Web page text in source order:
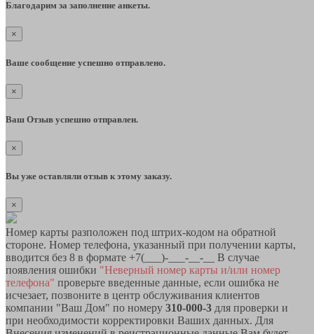
Благодарим за заполнение анкеты.
×
Ваше сообщение успешно отправлено.
×
Ваш Отзыв успешно отправлен.
×
Вы уже оставляли отзыв к этому заказу.
×
Номер карты разположен под штрих-кодом на обратной
стороне. Номер телефона, указанный при получении карты,
вводится без 8 в формате +7(___)-___-__-__ В случае
появления ошибки "Неверный номер карты и/или номер
телефона" проверьте введенные данные, если ошибка не
исчезает, позвоните в центр обслуживания клиентов
компании "Ваш Дом" по номеру 310-000-3 для проверки и
при необходимости корректировки Ваших данных. Для